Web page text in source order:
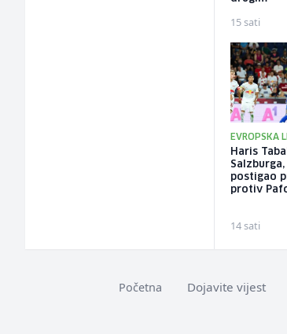
15 sati
EVROPSKA
Haris
postigao
protiv
14 sati
Početna Dojavite vijest